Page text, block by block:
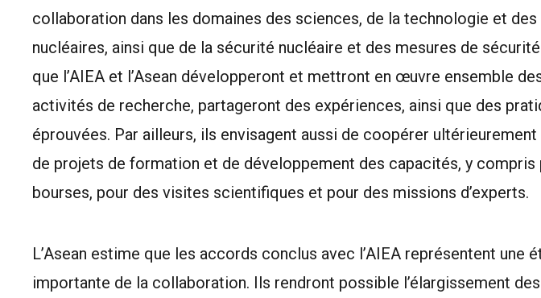
collaboration dans les domaines des sciences, de la technologie et
nucléaires, ainsi que de la sécurité nucléaire et des mesures de
que l’AIEA et l’Asean développeront et mettront en œuvre ensemble
activités de recherche, partageront des expériences, ainsi que des
éprouvées. Par ailleurs, ils envisagent aussi de coopérer ultérieurement
de projets de formation et de développement des capacités, y compris
bourses, pour des visites scientifiques et pour des missions d’experts.
L’Asean estime que les accords conclus avec l’AIEA représentent une
importante de la collaboration. Ils rendront possible l’élargissement